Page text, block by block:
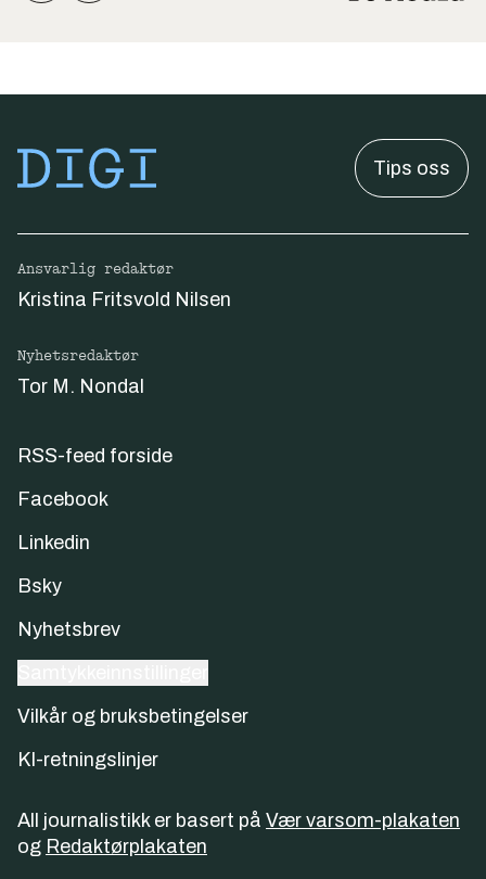
Tips oss
Ansvarlig redaktør
Kristina Fritsvold Nilsen
Nyhetsredaktør
Tor M. Nondal
RSS-feed forside
Facebook
Linkedin
Bsky
Nyhetsbrev
Vilkår og bruksbetingelser
KI-retningslinjer
All journalistikk er basert på Vær varsom-plakaten
og Redaktørplakaten